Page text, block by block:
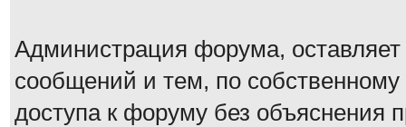
Администрация форума,
сообщений и тем, по
доступа к форуму без объяснения